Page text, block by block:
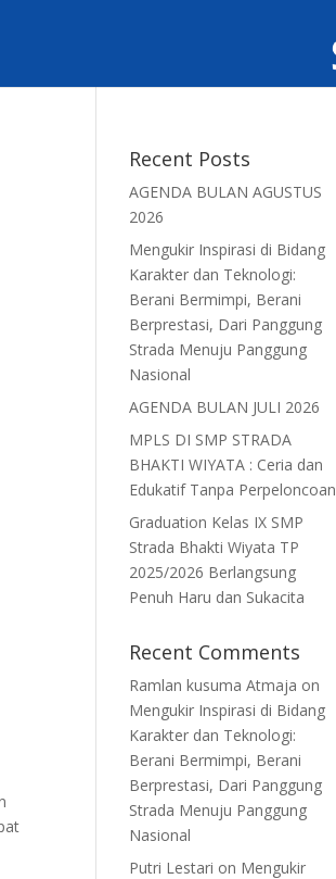
Recent Posts
AGENDA BULAN AGUSTUS
2026
Mengukir Inspirasi di Bidang
Karakter dan Teknologi:
Berani Bermimpi, Berani
Berprestasi, Dari Panggung
Strada Menuju Panggung
Nasional
AGENDA BULAN JULI 2026
MPLS DI SMP STRADA
BHAKTI WIYATA : Ceria dan
Edukatif Tanpa Perpeloncoan
Graduation Kelas IX SMP
Strada Bhakti Wiyata TP
2025/2026 Berlangsung
Penuh Haru dan Sukacita
Recent Comments
Ramlan kusuma Atmaja on
Mengukir Inspirasi di Bidang
Karakter dan Teknologi:
Berani Bermimpi, Berani
Berprestasi, Dari Panggung
Strada Menuju Panggung
Nasional
Putri Lestari on Mengukir